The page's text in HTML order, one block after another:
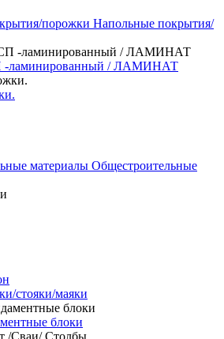
Напольные покрытия/
/ ЛАМИНАТ
Общестроительные
стояки/маяки
блоки